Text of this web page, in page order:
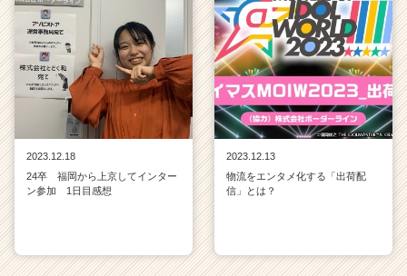
2023.12.18
24卒 福岡から上京してインター
ン参加 1日目感想
2023.12.13
物流をエンタメ化する「出荷配
信」とは？